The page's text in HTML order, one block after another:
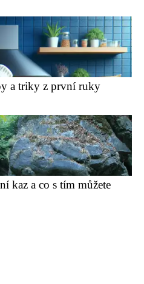
a triky z první ruky
kaz a co s tím můžete